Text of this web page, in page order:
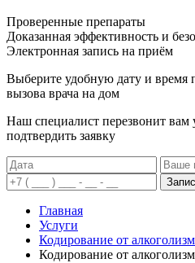
Проверенные препараты
Доказанная эффективность и
Электронная запись на приём
Выберите удобную дату и время
вызова врача на дом
Наш специалист перезвонит вам
подтвердить заявку
Главная
Услуги
Кодирование от
Кодирование от